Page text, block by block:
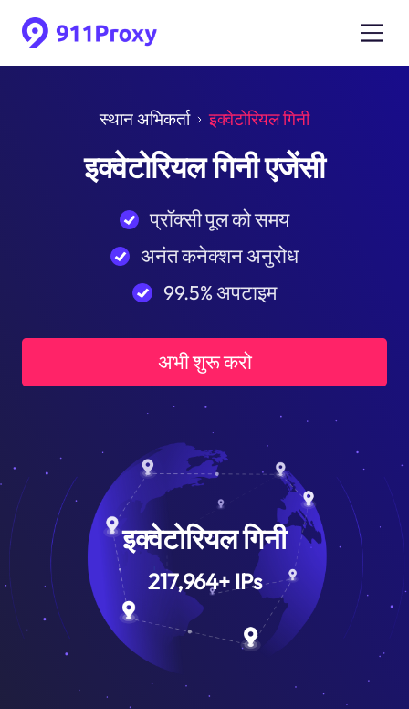
स्थान अभिकर्ता इक्वेटोरियल गिनी
इक्वेटोरियल गिनी एजेंसी
प्रॉक्सी पूल को समय
अनंत कनेक्शन अनुरोध
99.5% अपटाइम
अभी शुरू करो
इक्वेटोरियल गिनी
217,964+IPs